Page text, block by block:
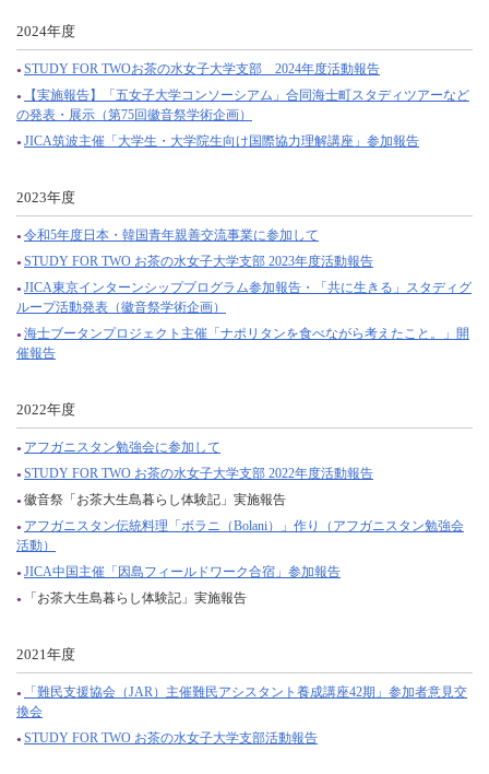
2024年度
STUDY FOR TWOお茶の水女子大学支部 2024年度活動報告
【実施報告】「五女子大学コンソーシアム」合同海士町スタディツアーなど
の発表・展示（第75回徽音祭学術企画）
JICA筑波主催「大学生・大学院生向け国際協力理解講座」参加報告
2023年度
令和5年度日本・韓国青年親善交流事業に参加して
STUDY FOR TWO お茶の水女子大学支部 2023年度活動報告
JICA東京インターンシッププログラム参加報告・「共に生きる」スタディグ
ループ活動発表（徽音祭学術企画）
海士ブータンプロジェクト主催「ナポリタンを食べながら考えたこと。」開
催報告
2022年度
アフガニスタン勉強会に参加して
STUDY FOR TWO お茶の水女子大学支部 2022年度活動報告
徽音祭「お茶大生島暮らし体験記」実施報告
アフガニスタン伝統料理「ボラニ（Bolani）」作り（アフガニスタン勉強会
活動）
JICA中国主催「因島フィールドワーク合宿」参加報告
「お茶大生島暮らし体験記」実施報告
2021年度
「難民支援協会（JAR）主催難民アシスタント養成講座42期」参加者意見交
換会
STUDY FOR TWO お茶の水女子大学支部活動報告